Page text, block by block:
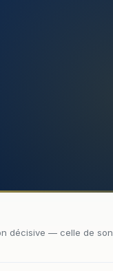
décisive — celle de son